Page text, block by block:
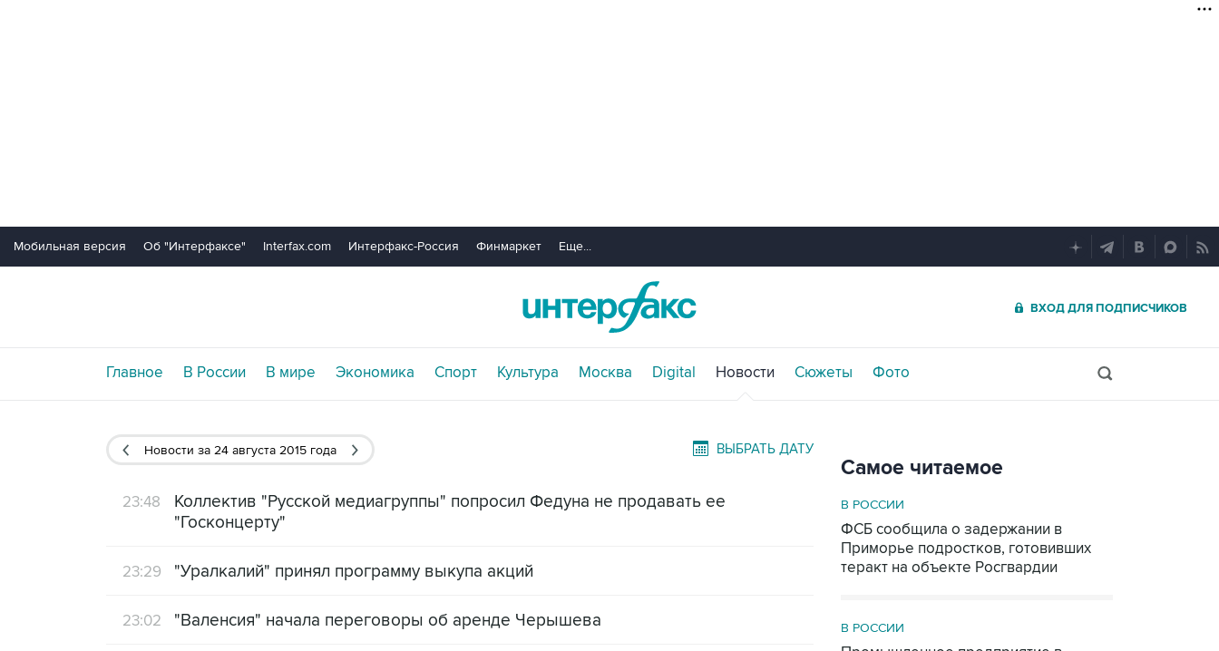
Мобильная версия Об "Интерфаксе" Interfax.com Интерфакс-Россия Финмаркет Еще...
ВХОД ДЛЯ ПОДПИСЧИКОВ
Главное В России В мире Экономика Спорт Культура Москва Digital Новости Сюжеты Фото
Новости за 24 августа 2015 года ВЫБРАТЬ ДАТУ
23:48
Коллектив "Русской медиагруппы" попросил Федуна не продавать ее
"Госконцерту"
23:29 "Уралкалий" принял программу выкупа акций
23:02 "Валенсия" начала переговоры об аренде Черышева
Самое читаемое
В РОССИИ
ФСБ сообщила о задержании в
Приморье подростков, готовивших
теракт на объекте Росгвардии
В РОССИИ